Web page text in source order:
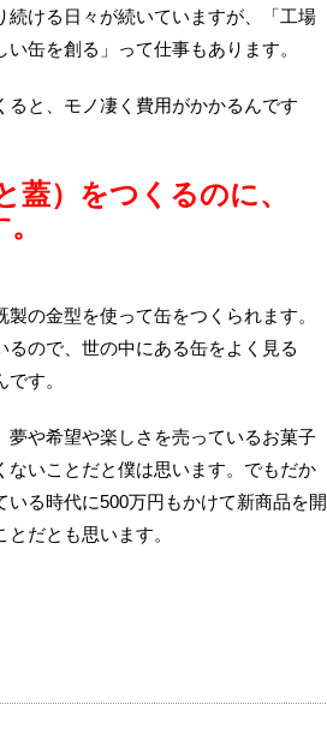
続ける日々が続いていますが、「工場
缶を創る」って仕事もあります。
と、モノ凄く費用がかかるんです
蓋）をつくるのに、
の金型を使って缶をつくられます。
ので、世の中にある缶をよく見る
す。
や希望や楽しさを売っているお菓子
ないことだと僕は思います。でもだか
る時代に500万円もかけて新商品を開
だとも思います。